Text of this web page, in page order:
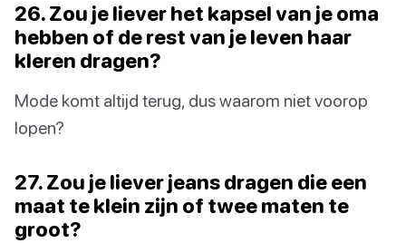
26. Zou je liever het kapsel van je oma
hebben of de rest van je leven haar
kleren dragen?
Mode komt altijd terug, dus waarom niet voorop
lopen?
27. Zou je liever jeans dragen die een
maat te klein zijn of twee maten te
groot?